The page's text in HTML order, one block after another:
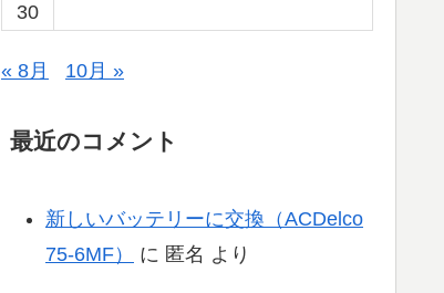
30
« 8月 10月 »
最近のコメント
新しいバッテリーに交換（ACDelco
75-6MF）
に 匿名 より